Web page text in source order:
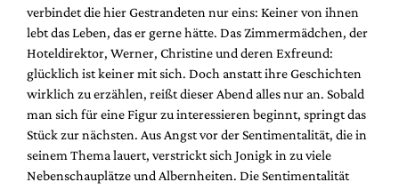
verbindet die hier Gestrandeten nur eins: Keiner von ihnen
lebt das Leben, das er gerne hätte. Das Zimmermädchen, der
Hoteldirektor, Werner, Christine und deren Exfreund:
glücklich ist keiner mit sich. Doch anstatt ihre Geschichten
wirklich zu erzählen, reißt dieser Abend alles nur an. Sobald
man sich für eine Figur zu interessieren beginnt, springt das
Stück zur nächsten. Aus Angst vor der Sentimentalität, die in
seinem Thema lauert, verstrickt sich Jonigk in zu viele
Nebenschauplätze und Albernheiten. Die Sentimentalität